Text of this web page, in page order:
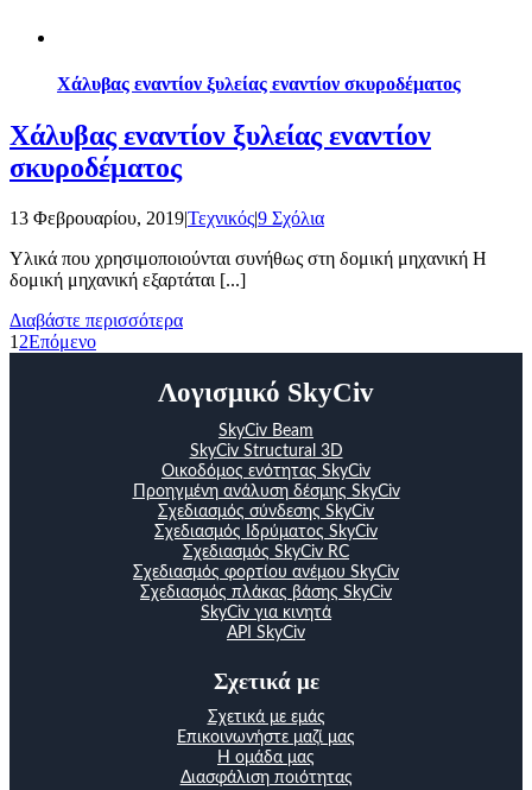
Χάλυβας εναντίον ξυλείας εναντίον σκυροδέματος
Χάλυβας εναντίον ξυλείας εναντίον
σκυροδέματος
13 Φεβρουαρίου, 2019|Τεχνικός|9 Σχόλια
Υλικά που χρησιμοποιούνται συνήθως στη δομική μηχανική Η
δομική μηχανική εξαρτάται [...]
Διαβάστε περισσότερα
1 2Επόμενο
Λογισμικό SkyCiv
SkyCiv Beam
SkyCiv Structural 3D
Οικοδόμος ενότητας SkyCiv
Προηγμένη ανάλυση δέσμης SkyCiv
Σχεδιασμός σύνδεσης SkyCiv
Σχεδιασμός Ιδρύματος SkyCiv
Σχεδιασμός SkyCiv RC
Σχεδιασμός φορτίου ανέμου SkyCiv
Σχεδιασμός πλάκας βάσης SkyCiv
SkyCiv για κινητά
API SkyCiv
Σχετικά με
Σχετικά με εμάς
Επικοινωνήστε μαζί μας
Η ομάδα μας
Διασφάλιση ποιότητας